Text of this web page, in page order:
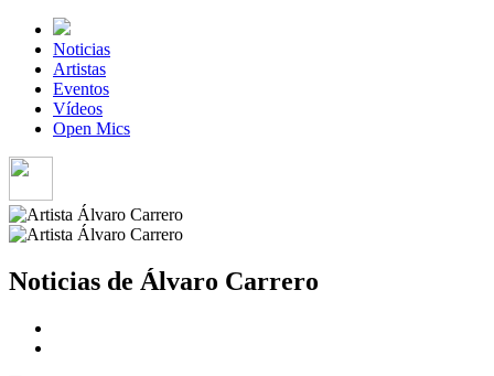
Noticias
Artistas
Eventos
Vídeos
Open Mics
Noticias de Álvaro Carrero